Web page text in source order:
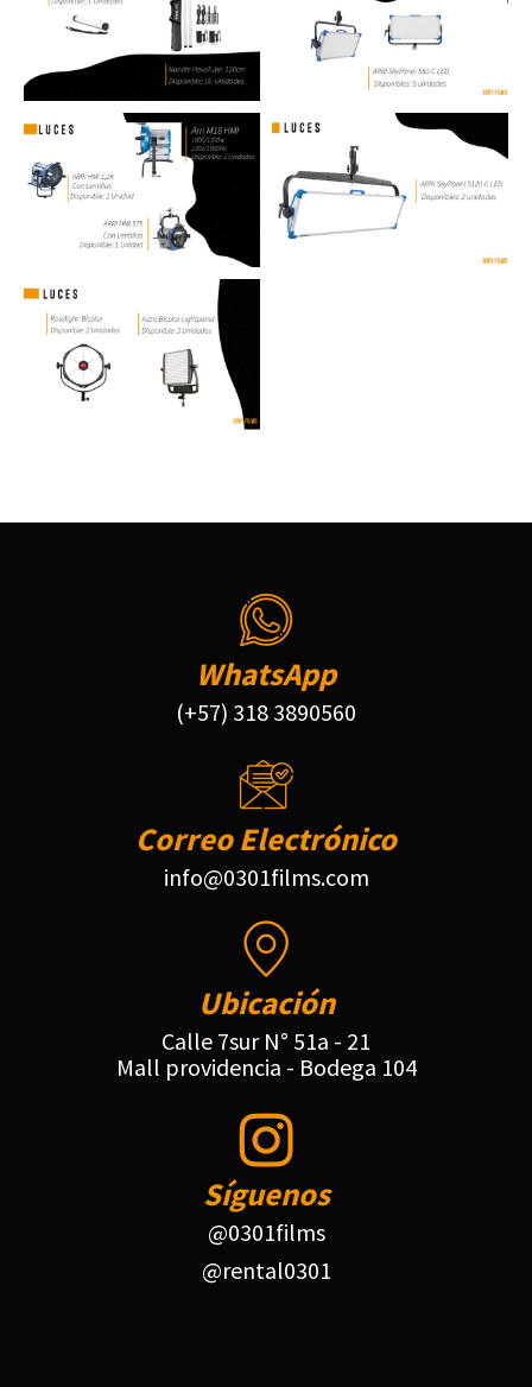
WhatsApp
(+57) 318 3890560
Correo Electrónico
info@0301films.com
Ubicación
Calle 7sur N° 51a - 21
Mall providencia - Bodega 104
Síguenos
@0301films
@rental0301